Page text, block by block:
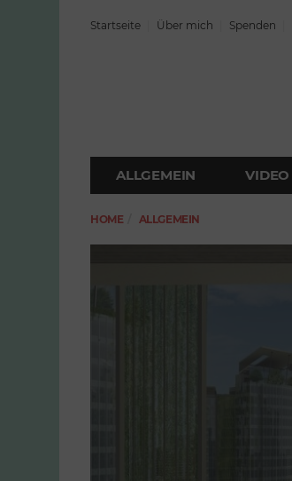
Startseite Über mich Spenden
ALLGEMEIN VIDEO
HOME ALLGEMEIN